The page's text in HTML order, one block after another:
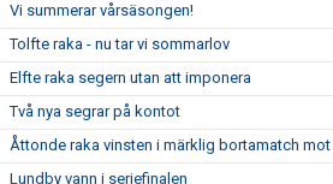
Vi summerar vårsäsongen!
Tolfte raka - nu tar vi sommarlov
Elfte raka segern utan att imponera
Två nya segrar på kontot
Åttonde raka vinsten i märklig bortamatch
Lundby vann i seriefinalen